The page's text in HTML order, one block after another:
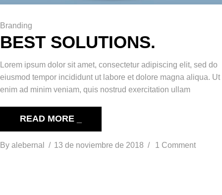
Branding
BEST SOLUTIONS.
Lorem ipsum dolor sit amet, consectetur adipiscing elit, sed do
eiusmod tempor incididunt ut labore et dolore magna aliqua. Ut
enim ad minim veniam, quis nostrud exercitation ullam
READ MORE _
By alebernal 13 de noviembre de 2018 1 Comment